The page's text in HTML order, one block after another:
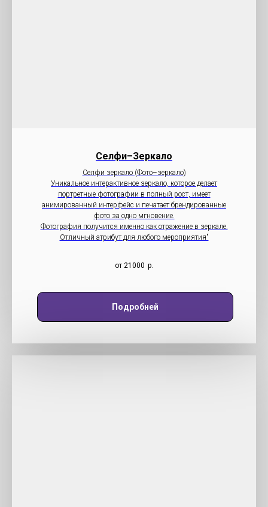
Селфи–Зеркало
Селфи зеркало (Фото–зеркало)
Уникальное интерактивное зеркало, которое делает
портретные фотографии в полный рост, имеет
анимированный интерфейс и печатает брендированные
фото за одно мгновение.
Фотография получится именно как отражение в зеркале.
Отличный атрибут для любого мероприятия"
от 21000 р.
Подробней